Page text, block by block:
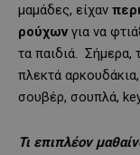
μαμάδες, είχαν
ρούχων για να
τα παιδιά. Σήμερα,
πλεκτά
σουβέρ, σουπλά,
Τι επιπλέον